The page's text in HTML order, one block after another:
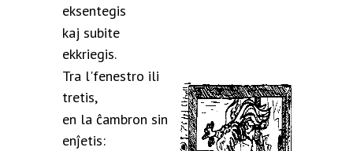
eksentegis
kaj subite
ekkriegis.
Tra l'fenestro ili
tretis,
en la ĉambron sin
enĵetis: